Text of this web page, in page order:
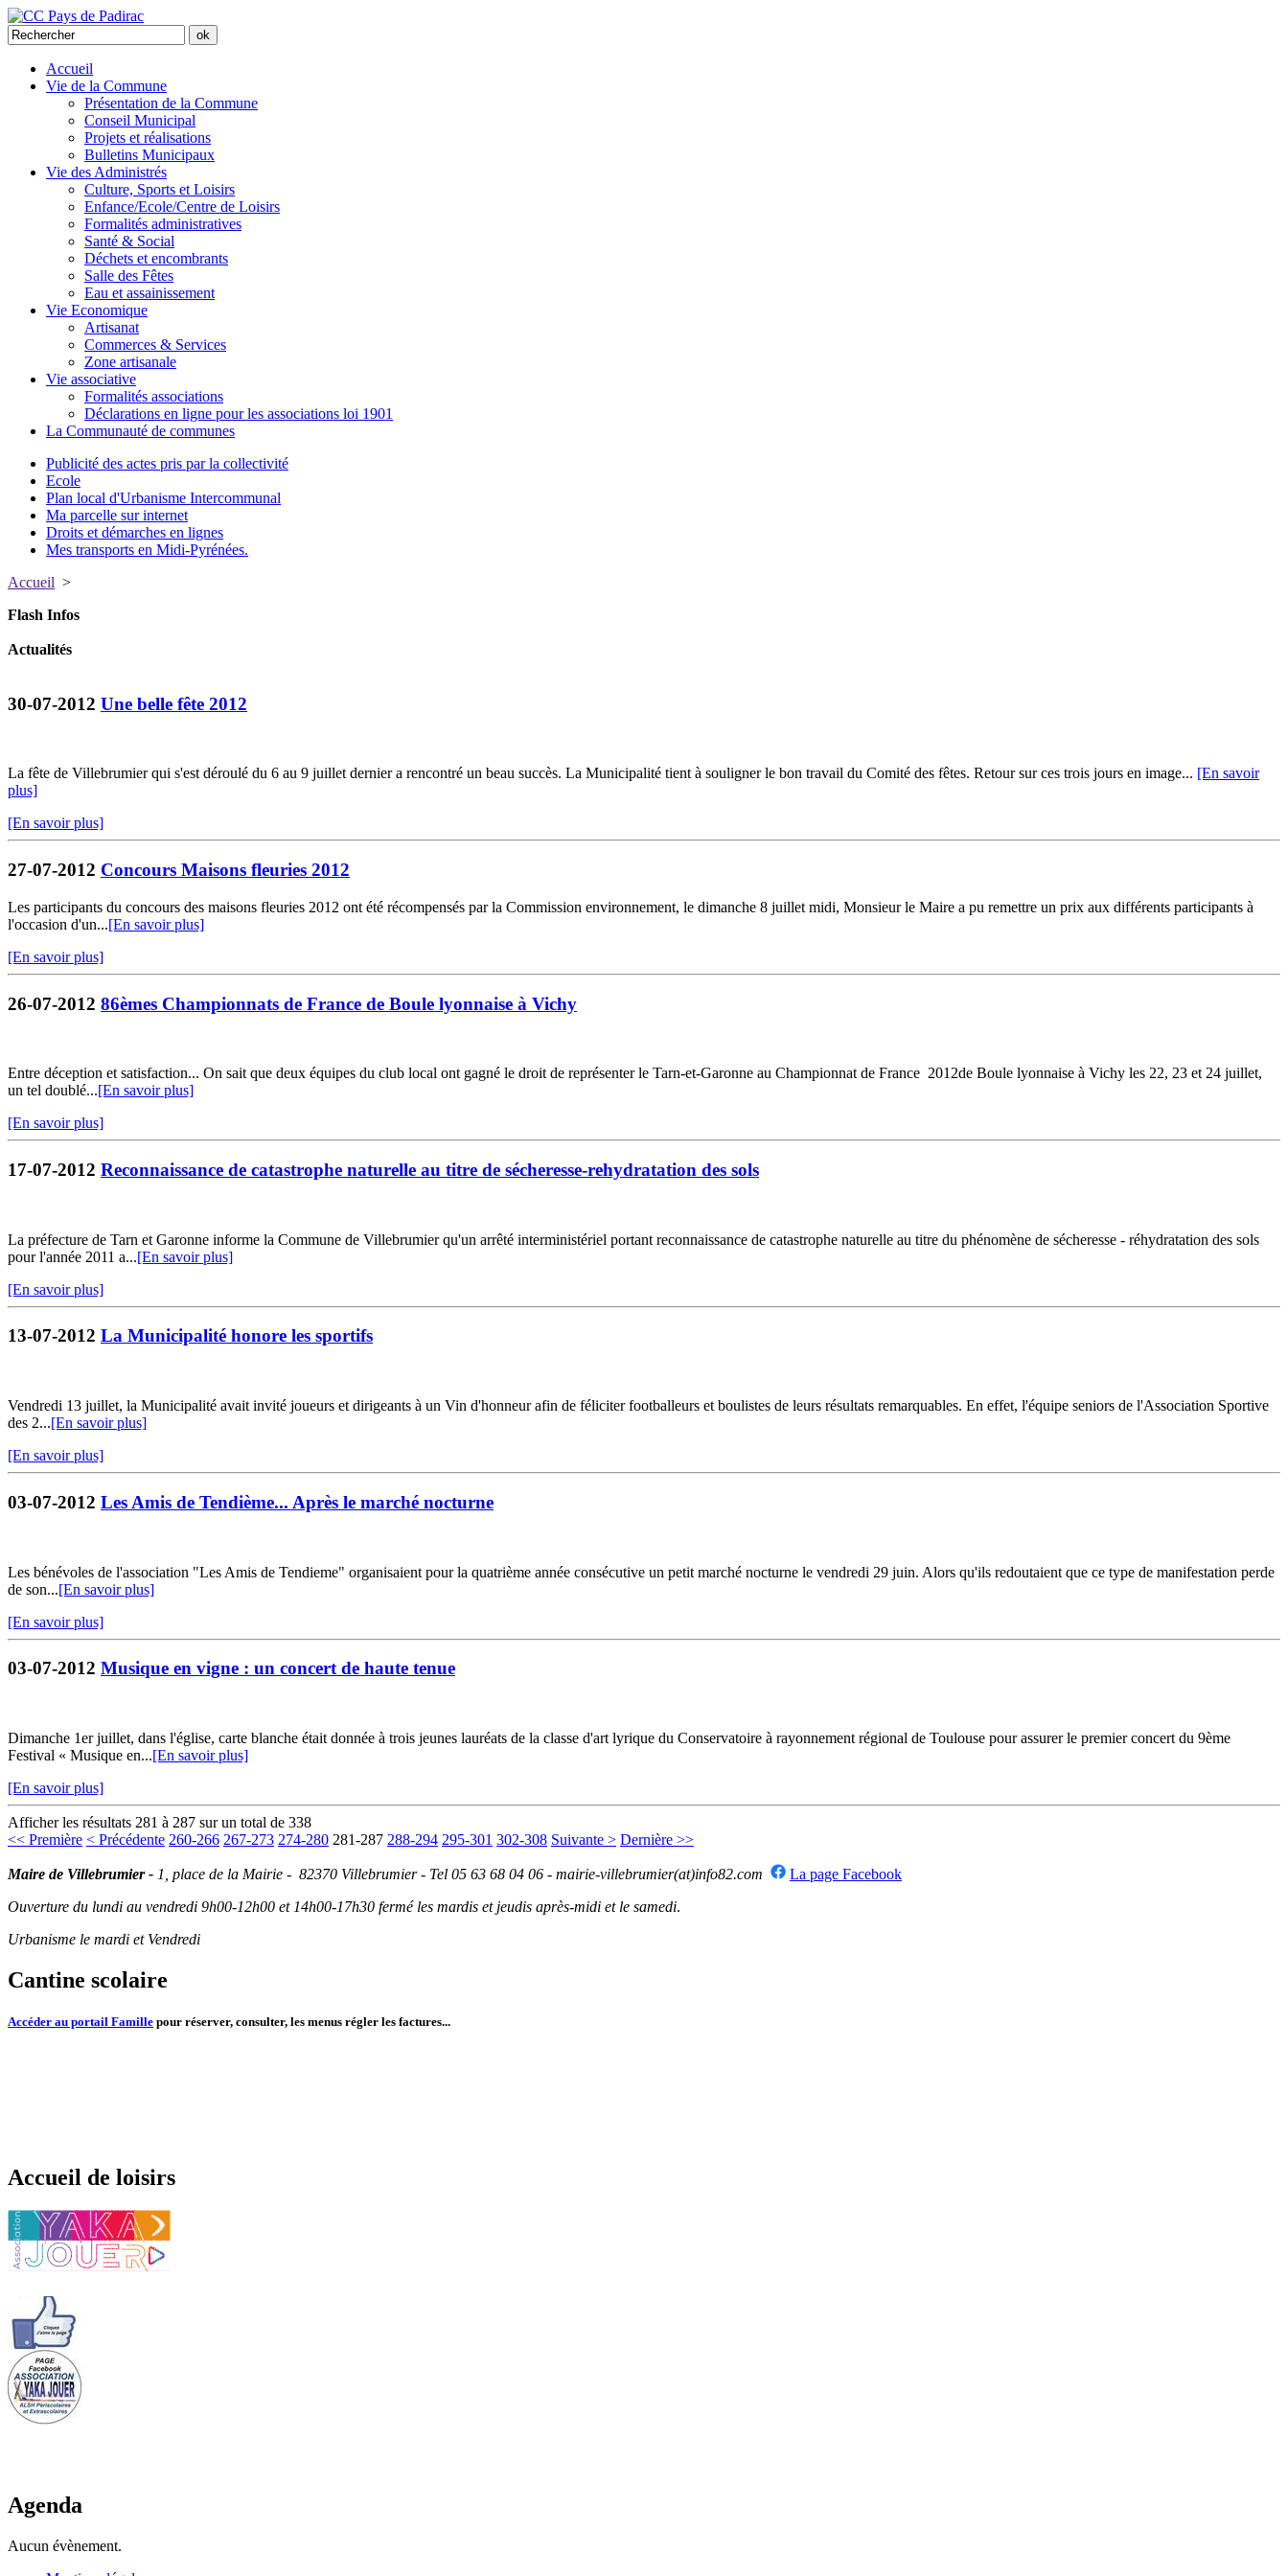
Accueil
Vie de la Commune
Présentation de la Commune
Conseil Municipal
Projets et réalisations
Bulletins Municipaux
Vie des Administrés
Culture, Sports et Loisirs
Enfance/Ecole/Centre de Loisirs
Formalités administratives
Santé & Social
Déchets et encombrants
Salle des Fêtes
Eau et assainissement
Vie Economique
Artisanat
Commerces & Services
Zone artisanale
Vie associative
Formalités associations
Déclarations en ligne pour les associations loi 1901
La Communauté de communes
Publicité des actes pris par la collectivité
Ecole
Plan local d'Urbanisme Intercommunal
Ma parcelle sur internet
Droits et démarches en lignes
Mes transports en Midi-Pyrénées.
Accueil >
Flash Infos
Actualités
30-07-2012 Une belle fête 2012
La fête de Villebrumier qui s'est déroulé du 6 au 9 juillet dernier a rencontré un beau succès. La Municipalité tient à souligner le bon travail du Comité des fêtes. Retour sur ces trois jours en image... [En savoir
plus]
[En savoir plus]
27-07-2012 Concours Maisons fleuries 2012
Les participants du concours des maisons fleuries 2012 ont été récompensés par la Commission environnement, le dimanche 8 juillet midi, Monsieur le Maire a pu remettre un prix aux différents participants à
l'occasion d'un...[En savoir plus]
[En savoir plus]
26-07-2012 86èmes Championnats de France de Boule lyonnaise à Vichy
Entre déception et satisfaction... On sait que deux équipes du club local ont gagné le droit de représenter le Tarn-et-Garonne au Championnat de France 2012de Boule lyonnaise à Vichy les 22, 23 et 24 juillet,
un tel doublé...[En savoir plus]
[En savoir plus]
17-07-2012 Reconnaissance de catastrophe naturelle au titre de sécheresse-rehydratation des sols
La préfecture de Tarn et Garonne informe la Commune de Villebrumier qu'un arrêté interministériel portant reconnaissance de catastrophe naturelle au titre du phénomène de sécheresse - réhydratation des sols
pour l'année 2011 a...[En savoir plus]
[En savoir plus]
13-07-2012 La Municipalité honore les sportifs
Vendredi 13 juillet, la Municipalité avait invité joueurs et dirigeants à un Vin d'honneur afin de féliciter footballeurs et boulistes de leurs résultats remarquables. En effet, l'équipe seniors de l'Association Sportive
des 2...[En savoir plus]
[En savoir plus]
03-07-2012 Les Amis de Tendième... Après le marché nocturne
Les bénévoles de l'association "Les Amis de Tendieme" organisaient pour la quatrième année consécutive un petit marché nocturne le vendredi 29 juin. Alors qu'ils redoutaient que ce type de manifestation perde
de son...[En savoir plus]
[En savoir plus]
03-07-2012 Musique en vigne : un concert de haute tenue
Dimanche 1er juillet, dans l'église, carte blanche était donnée à trois jeunes lauréats de la classe d'art lyrique du Conservatoire à rayonnement régional de Toulouse pour assurer le premier concert du 9ème
Festival « Musique en...[En savoir plus]
[En savoir plus]
Afficher les résultats 281 à 287 sur un total de 338
<< Première < Précédente 260-266 267-273 274-280 281-287 288-294 295-301 302-308 Suivante > Dernière >>
Maire de Villebrumier - 1, place de la Mairie - 82370 Villebrumier - Tel 05 63 68 04 06 - mairie-villebrumier(at)info82.com
La page Facebook
Ouverture du lundi au vendredi 9h00-12h00 et 14h00-17h30 fermé les mardis et jeudis après-midi et le samedi.
Urbanisme le mardi et Vendredi
Cantine scolaire
Accéder au portail Famille pour réserver, consulter, les menus régler les factures...
Accueil de loisirs
Agenda
Aucun évènement.